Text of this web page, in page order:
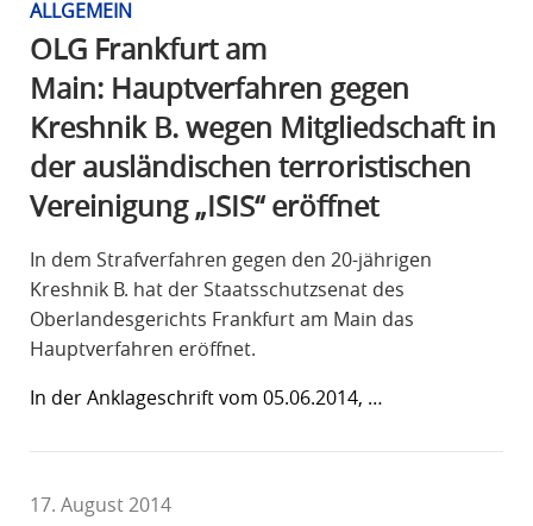
ALLGEMEIN
OLG Frankfurt am
Main: Hauptverfahren gegen
Kreshnik B. wegen Mitgliedschaft in
der ausländischen terroristischen
Vereinigung „ISIS“ eröffnet
In dem Strafverfahren gegen den 20-jährigen
Kreshnik B. hat der Staatsschutzsenat des
Oberlandesgerichts Frankfurt am Main das
Hauptverfahren eröffnet.
In der Anklageschrift vom 05.06.2014, …
17. August 2014